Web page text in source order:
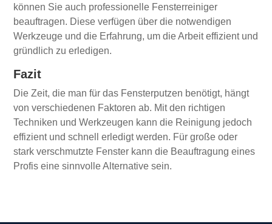
können Sie auch professionelle Fensterreiniger
beauftragen. Diese verfügen über die notwendigen
Werkzeuge und die Erfahrung, um die Arbeit effizient und
gründlich zu erledigen.
Fazit
Die Zeit, die man für das Fensterputzen benötigt, hängt
von verschiedenen Faktoren ab. Mit den richtigen
Techniken und Werkzeugen kann die Reinigung jedoch
effizient und schnell erledigt werden. Für große oder
stark verschmutzte Fenster kann die Beauftragung eines
Profis eine sinnvolle Alternative sein.